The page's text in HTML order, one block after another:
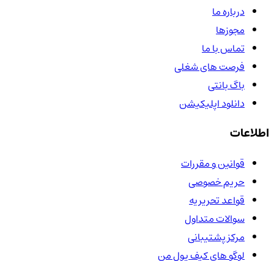
درباره ما
مجوزها
تماس با ما
فرصت های شغلی
باگ بانتی
دانلود اپلیکیشن
اطلاعات
قوانین و مقررات
حریم خصوصی
قواعد تحریریه
سوالات متداول
مرکز پشتیبانی
لوگو های کیف پول من